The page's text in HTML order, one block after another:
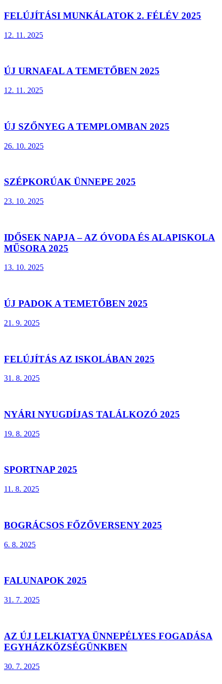
FELÚJÍTÁSI MUNKÁLATOK 2. FÉLÉV 2025
12. 11. 2025
ÚJ URNAFAL A TEMETŐBEN 2025
12. 11. 2025
ÚJ SZŐNYEG A TEMPLOMBAN 2025
26. 10. 2025
SZÉPKORÚAK ÜNNEPE 2025
23. 10. 2025
IDŐSEK NAPJA – AZ ÓVODA ÉS ALAPISKOLA
MŰSORA 2025
13. 10. 2025
ÚJ PADOK A TEMETŐBEN 2025
21. 9. 2025
FELÚJÍTÁS AZ ISKOLÁBAN 2025
31. 8. 2025
NYÁRI NYUGDÍJAS TALÁLKOZÓ 2025
19. 8. 2025
SPORTNAP 2025
11. 8. 2025
BOGRÁCSOS FŐZŐVERSENY 2025
6. 8. 2025
FALUNAPOK 2025
31. 7. 2025
AZ ÚJ LELKIATYA ÜNNEPÉLYES FOGADÁSA
EGYHÁZKÖZSÉGÜNKBEN
30. 7. 2025